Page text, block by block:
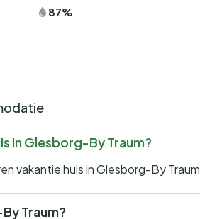
87%
in Glesborg-By Traum?
vakantie huis in Glesborg-By Traum
Traum?